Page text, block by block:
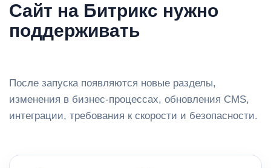
Сайт на Битрикс нужно
поддерживать
После запуска появляются новые разделы,
изменения в бизнес-процессах, обновления CMS,
интеграции, требования к скорости и безопасности.